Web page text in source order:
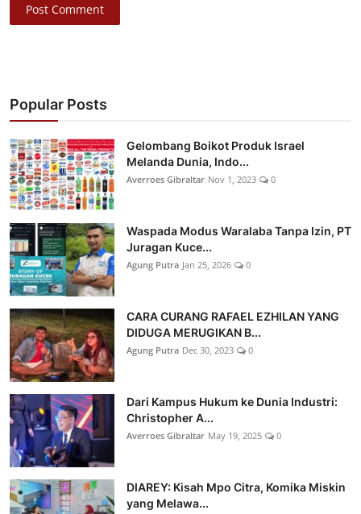
Post Comment
Popular Posts
Gelombang Boikot Produk Israel
Melanda Dunia, Indo...
Averroes Gibraltar Nov 1, 2023 0
Waspada Modus Waralaba Tanpa Izin, PT
Juragan Kuce...
Agung Putra Jan 25, 2026 0
CARA CURANG RAFAEL EZHILAN YANG
DIDUGA MERUGIKAN B...
Agung Putra Dec 30, 2023 0
Dari Kampus Hukum ke Dunia Industri:
Christopher A...
Averroes Gibraltar May 19, 2025 0
DIAREY: Kisah Mpo Citra, Komika Miskin
yang Melawa...